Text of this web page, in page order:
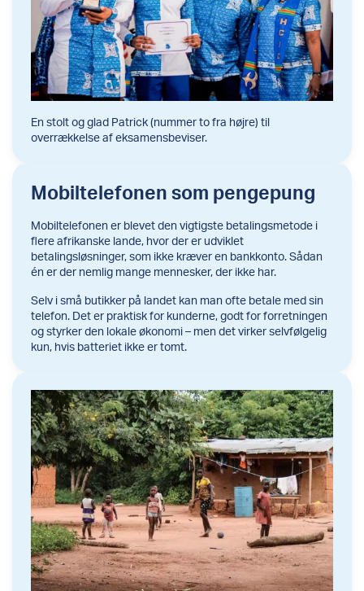
En stolt og glad Patrick (nummer to fra højre) til
overrækkelse af eksamensbeviser.
Mobiltelefonen som pengepung
Mobiltelefonen er blevet den vigtigste betalingsmetode i
flere afrikanske lande, hvor der er udviklet
betalingsløsninger, som ikke kræver en bankkonto. Sådan
én er der nemlig mange mennesker, der ikke har.
Selv i små butikker på landet kan man ofte betale med sin
telefon. Det er praktisk for kunderne, godt for forretningen
og styrker den lokale økonomi – men det virker selvfølgelig
kun, hvis batteriet ikke er tomt.